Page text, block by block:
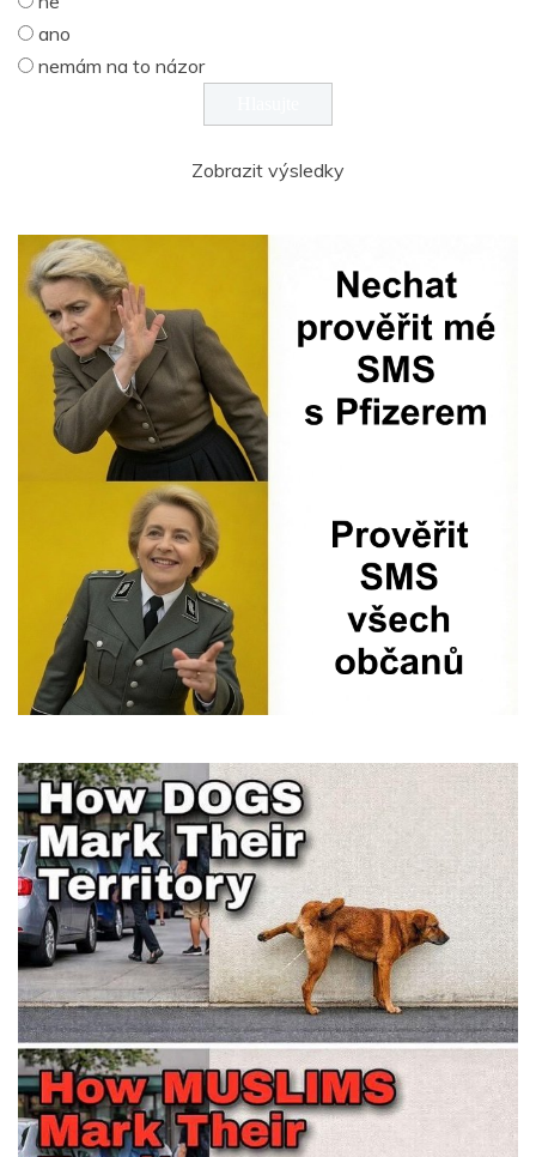
ano
nemám na to názor
Zobrazit výsledky